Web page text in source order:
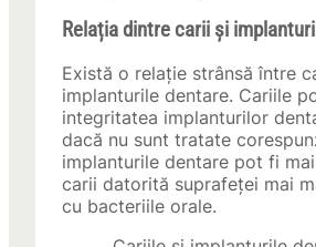
Relația dintre carii și
Există o relație strânsă între
implanturile dentare. Cariile
integritatea implanturilor
dacă nu sunt tratate
implanturile dentare pot fi
carii datorită suprafeței mai
cu bacteriile orale.